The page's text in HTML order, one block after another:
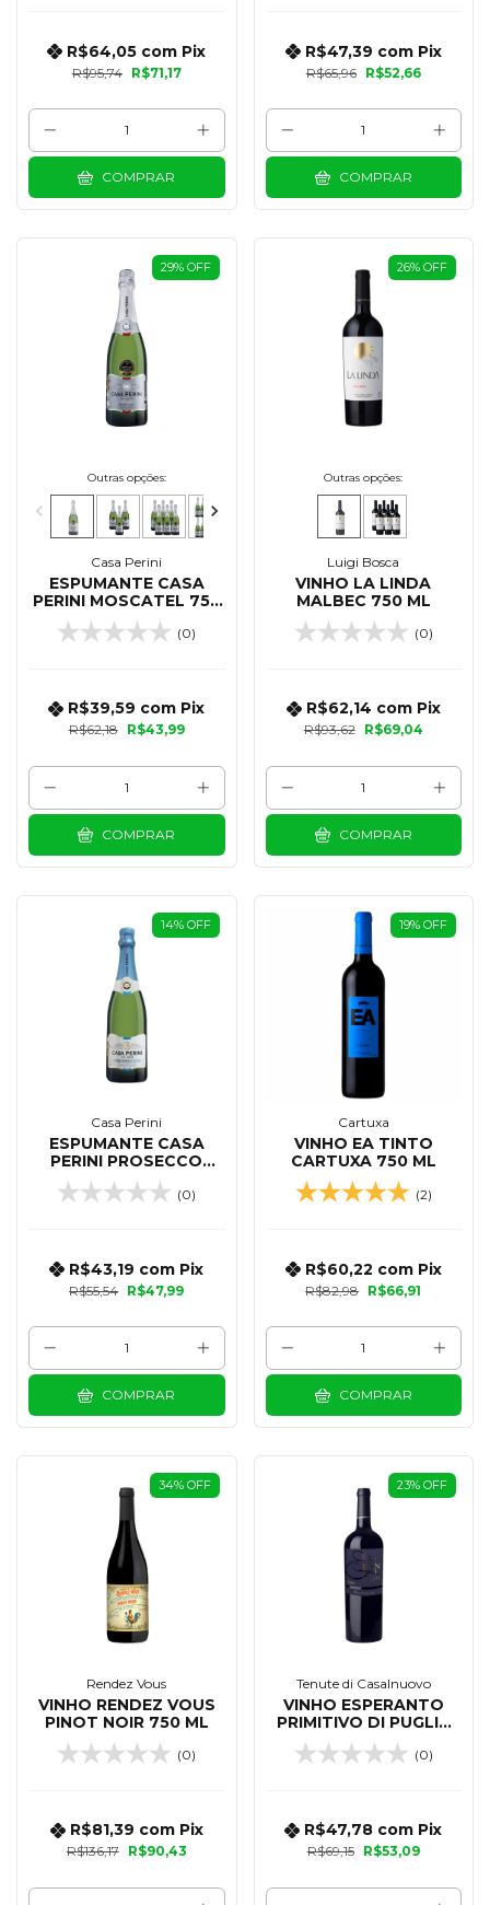
R$95,74 R$71,17
R$64,05 com Pix
COMPRAR
R$65,96 R$52,66
R$47,39 com Pix
COMPRAR
29% OFF
Outras opções:
Casa Perini
ESPUMANTE CASA
PERINI MOSCATEL 750
ML
(0)
R$62,18 R$43,99
R$39,59 com Pix
COMPRAR
26% OFF
Outras opções:
Luigi Bosca
VINHO LA LINDA
MALBEC 750 ML
(0)
R$93,62 R$69,04
R$62,14 com Pix
COMPRAR
14% OFF
Casa Perini
ESPUMANTE CASA
PERINI PROSECCO
BRUT 750 ML
(0)
R$55,54 R$47,99
R$43,19 com Pix
COMPRAR
19% OFF
Cartuxa
VINHO EA TINTO
CARTUXA 750 ML
(2)
R$82,98 R$66,91
R$60,22 com Pix
COMPRAR
34% OFF
Rendez Vous
VINHO RENDEZ VOUS
PINOT NOIR 750 ML
(0)
R$136,17 R$90,43
R$81,39 com Pix
23% OFF
Tenute di Casalnuovo
VINHO ESPERANTO
PRIMITIVO DI PUGLIA
IGT 750 ML
(0)
R$69,15 R$53,09
R$47,78 com Pix